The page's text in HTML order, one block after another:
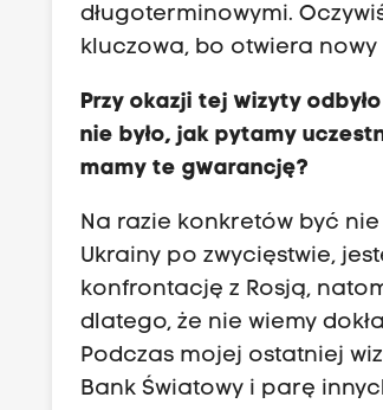
długoterminowymi.
kluczowa, bo otwiera nowy
Przy okazji tej wizyty
nie było, jak pytamy
mamy te gwarancję?
Na razie konkretów być
Ukrainy po zwycięstwie,
konfrontację z Rosją,
dlatego, że nie wiemy
Podczas mojej ostatniej
Bank Światowy i parę